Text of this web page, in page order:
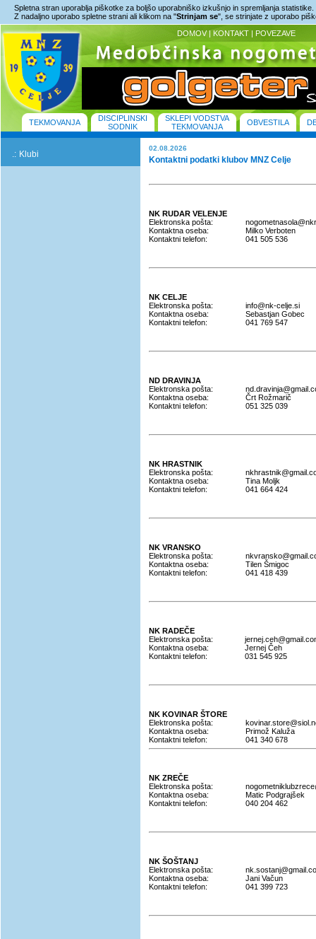
Spletna stran uporablja piškotke za boljšo uporabniško izkušnjo in spremljanja statistike.
Z nadaljno uporabo spletne strani ali klikom na "Strinjam se", se strinjate z uporabo
DOMOV | KONTAKT | POVEZAVE
TEKMOVANJA
DISCIPLINSKI
SODNIK
SKLEPI VODSTVA
TEKMOVANJA
OBVESTILA
.: Klubi
02.08.2026
Kontaktni podatki klubov MNZ Celje
NK RUDAR VELENJE
Elektronska pošta:
Kontaktna oseba:
Milko Verboten
Kontaktni telefon:
041 505 536
NK CELJE
Elektronska pošta:
info@nk-celje.si
Kontaktna oseba:
Sebastjan Gobec
Kontaktni telefon:
041 769 547
ND DRAVINJA
Elektronska pošta:
Kontaktna oseba:
Črt Rožmarič
Kontaktni telefon:
051 325 039
NK HRASTNIK
Elektronska pošta:
Kontaktna oseba:
Tina Moljk
Kontaktni telefon:
041 664 424
NK VRANSKO
Elektronska pošta:
Kontaktna oseba:
Tilen Šmigoc
Kontaktni telefon:
041 418 439
NK RADEČE
Elektronska pošta:
Kontaktna oseba:
Jernej Čeh
Kontaktni telefon:
031 545 925
NK KOVINAR ŠTORE
Elektronska pošta:
Kontaktna oseba:
Primož Kaluža
Kontaktni telefon:
041 340 678
NK ZREČE
Elektronska pošta:
Kontaktna oseba:
Matic Podgrajšek
Kontaktni telefon:
040 204 462
NK ŠOŠTANJ
Elektronska pošta:
Kontaktna oseba:
Jani Vačun
Kontaktni telefon:
041 399 723